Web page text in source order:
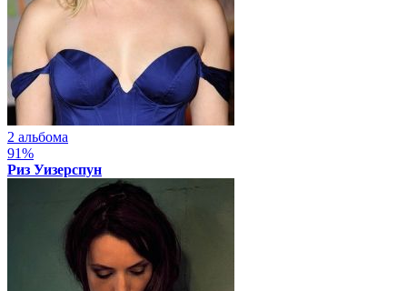
2 альбома
91%
Риз Уизерспун